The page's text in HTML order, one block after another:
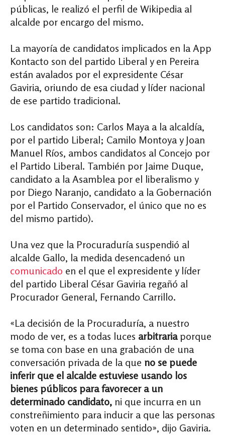
públicas, le realizó el perfil de Wikipedia al
alcalde por encargo del mismo.
La mayoría de candidatos implicados en la App
Kontacto son del partido Liberal y en Pereira
están avalados por el expresidente César
Gaviria, oriundo de esa ciudad y líder nacional
de ese partido tradicional.
Los candidatos son: Carlos Maya a la alcaldía,
por el partido Liberal; Camilo Montoya y Joan
Manuel Ríos, ambos candidatos al Concejo por
el Partido Liberal. También por Jaime Duque,
candidato a la Asamblea por el liberalismo y
por Diego Naranjo, candidato a la Gobernación
por el Partido Conservador, el único que no es
del mismo partido).
Una vez que la Procuraduría suspendió al
alcalde Gallo, la medida desencadenó un
comunicado en el que el expresidente y líder
del partido Liberal César Gaviria regañó al
Procurador General, Fernando Carrillo.
«La decisión de la Procuraduría, a nuestro
modo de ver, es a todas luces arbitrariaporque
se toma con base en una grabación de una
conversación privada de la que no se puede
inferir que el alcalde estuviese usando los
bienes públicos para favorecer a un
determinado candidato, ni que incurra en un
constreñimiento para inducir a que las personas
voten en un determinado sentido», dijo Gaviria.